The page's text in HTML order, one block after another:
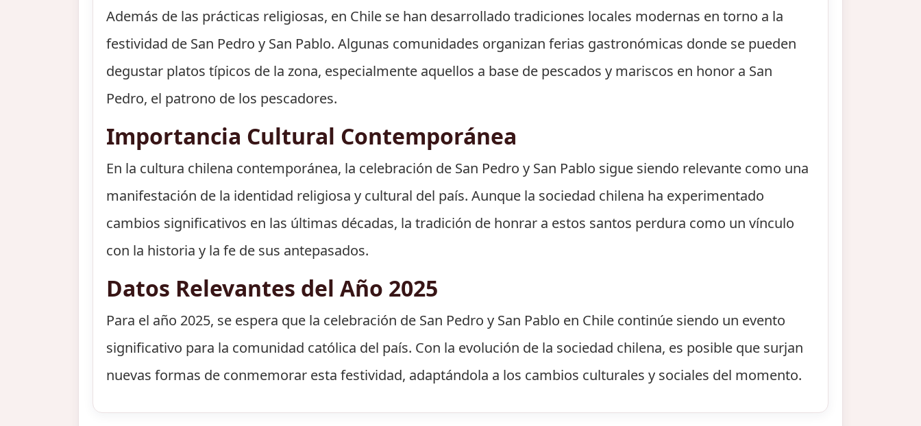
Además de las prácticas religiosas, en Chile se han desarrollado tradiciones locales modernas en torno a la
festividad de San Pedro y San Pablo. Algunas comunidades organizan ferias gastronómicas donde se pueden
degustar platos típicos de la zona, especialmente aquellos a base de pescados y mariscos en honor a San
Pedro, el patrono de los pescadores.
Importancia Cultural Contemporánea
En la cultura chilena contemporánea, la celebración de San Pedro y San Pablo sigue siendo relevante como una
manifestación de la identidad religiosa y cultural del país. Aunque la sociedad chilena ha experimentado
cambios significativos en las últimas décadas, la tradición de honrar a estos santos perdura como un vínculo
con la historia y la fe de sus antepasados.
Datos Relevantes del Año 2025
Para el año 2025, se espera que la celebración de San Pedro y San Pablo en Chile continúe siendo un evento
significativo para la comunidad católica del país. Con la evolución de la sociedad chilena, es posible que surjan
nuevas formas de conmemorar esta festividad, adaptándola a los cambios culturales y sociales del momento.